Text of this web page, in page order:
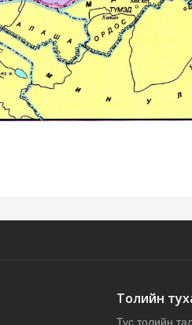
Толийн
Тус толийн